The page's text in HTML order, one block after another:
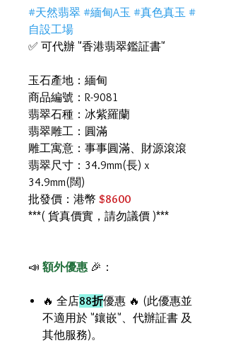
#天然翡翠 #緬甸A玉 #真色真玉 #
自設工場
✅ 可代辦 "香港翡翠鑑証書"
玉石產地：緬甸
商品編號：R-9081
翡翠石種：冰紫羅蘭
翡翠雕工：圓滿
雕工寓意：事事圓滿、財源滾滾
翡翠尺寸：34.9mm(長) x
34.9mm(闊)
批發價：港幣 $8600
***( 貨真價實，請勿議價 )***
📣 額外優惠 🎉：
🔥 全店88折優惠 🔥 (此優惠並
不適用於 "鑲嵌"、代辦証書 及
其他服務)。